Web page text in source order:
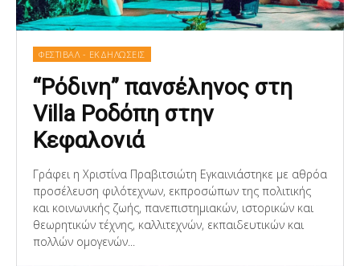
ΦΕΣΤΙΒΑΛ - ΕΚΔΗΛΩΣΕΙΣ
“Ρόδινη” πανσέληνος στη
Villa Ροδόπη στην
Κεφαλονιά
Γράφει η Χριστίνα Πραβιτσιώτη Eγκαινιάστηκε με αθρόα
προσέλευση φιλότεχνων, εκπροσώπων της πολιτικής
και κοινωνικής ζωής, πανεπιστημιακών, ιστορικών και
θεωρητικών τέχνης, καλλιτεχνών, εκπαιδευτικών και
πολλών ομογενών...